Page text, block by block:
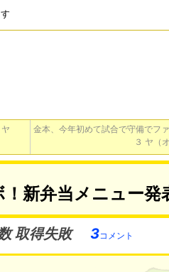
金本、今年初めて試合で守備でフ
３ ヤ（
新弁当メニュー発
取得失敗 3コメント